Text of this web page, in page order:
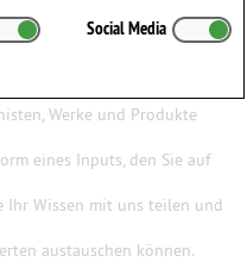
Werke und Produkte
eines Inputs, den Sie auf
Ihr Wissen mit uns teilen und
austauschen können.
Social Media